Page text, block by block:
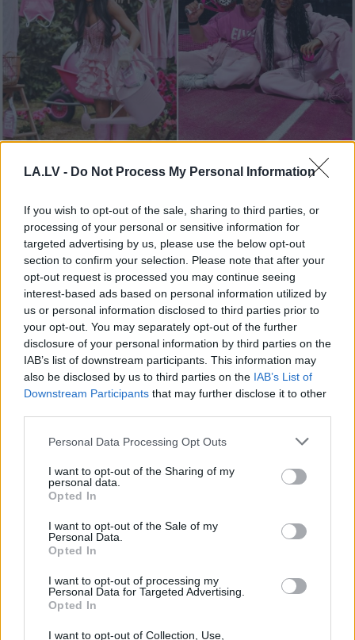
LA.LV - Do Not Process My Personal Information
If you wish to opt-out of the sale, sharing to third parties, or
processing of your personal or sensitive information for
targeted advertising by us, please use the below opt-out
section to confirm your selection. Please note that after your
opt-out request is processed you may continue seeing
interest-based ads based on personal information utilized by
us or personal information disclosed to third parties prior to
your opt-out. You may separately opt-out of the further
disclosure of your personal information by third parties on the
IAB’s list of downstream participants. This information may
also be disclosed by us to third parties on the IAB’s List of
Downstream Participants that may further disclose it to other
Please note that this website/app uses one or more Google
not limited to your visit or usage behaviour. You may click to
grant or deny consent to Google and its third-party tags to
use your data for below specified purposes in below Google
consent section.
Personal Data Processing Opt Outs
I want to opt-out of the Sharing of my
personal data.
Opted In
I want to opt-out of the Sale of my
Personal Data.
Opted In
I want to opt-out of processing my
Personal Data for Targeted Advertising.
Opted In
I want to opt-out of Collection, Use,
“Mannebija tās mātes
jūtas…” Elīna Didrihsone
atklāti par laiku pēc dēla
piedzimšanas
divi cilvēki ar lielu gadu
starpību,” Linda Kalniņa
apstiprina laulību ar
Džilindžeru
pārstāvjiem labāk
nestrīdēties: viņi
kā pamatīgi atriebties